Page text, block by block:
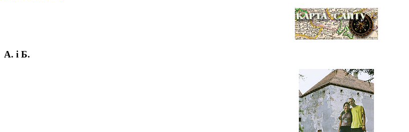
А. і Б.